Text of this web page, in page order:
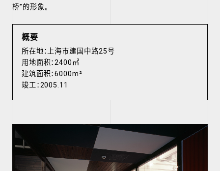
桥”的形象。
概要
所在地：上海市建国中路25号
用地面积：2400㎡
建筑面积：6000m²
竣工：2005.11